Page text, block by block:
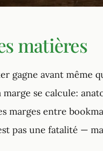
matières
gagne avant même
se calcule:
marges entre
pas une fatalité —